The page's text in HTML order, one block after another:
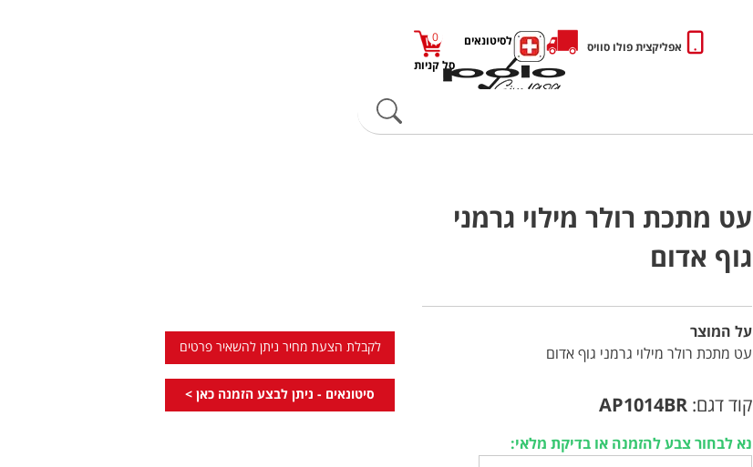
אפליקצית פולו סוויס
כניסה לסיטונאים
סל קניות
0
עט מתכת רולר מילוי גרמני
גוף אדום
על המוצר
עט מתכת רולר מילוי גרמני גוף אדום
קוד דגם: AP1014BR
נא לבחור צבע להזמנה או בדיקת מלאי:
לקבלת הצעת מחיר ניתן להשאיר פרטים
סיטונאים - ניתן לבצע הזמנה כאן >